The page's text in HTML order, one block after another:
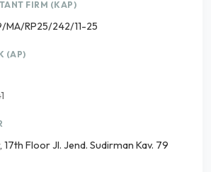
FIRM (KAP)
MA/RP25/242/11-25
(AP)
Floor Jl. Jend. Sudirman Kav. 79